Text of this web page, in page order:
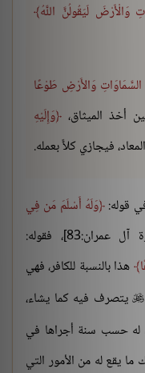
وَالْأَرْضَ لَيَقُولُنَّ اللَّهُ
وَالأَرْضِ طَوْعًا
وَإِلَيْهِ
قوله: وَلَهُ أَسْلَمَ مَن فِي
عمران:83]، فقوله:
هذا بالنسبة للكافر، فهي
 يتصرف فيه كما يشاء،
له حسب سنة أجراها في
يقع له من الأمور التي